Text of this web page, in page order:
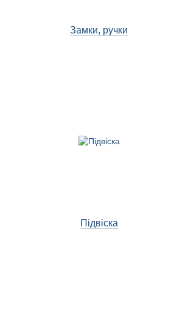
Замки, ручки
Підвіска